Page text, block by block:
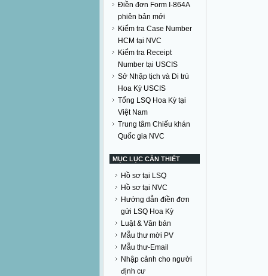
Điền đơn Form I-864A
phiên bản mới
Kiểm tra Case Number
HCM tại NVC
Kiểm tra Receipt
Number tại USCIS
Sở Nhập tịch và Di trú
Hoa Kỳ USCIS
Tổng LSQ Hoa Kỳ tại
Việt Nam
Trung tâm Chiếu khán
Quốc gia NVC
MỤC LỤC CẦN THIẾT
Hồ sơ tại LSQ
Hồ sơ tại NVC
Hướng dẫn điền đơn
gửi LSQ Hoa Kỳ
Luật & Văn bản
Mẫu thư mời PV
Mẫu thư-Email
Nhập cảnh cho người
định cư